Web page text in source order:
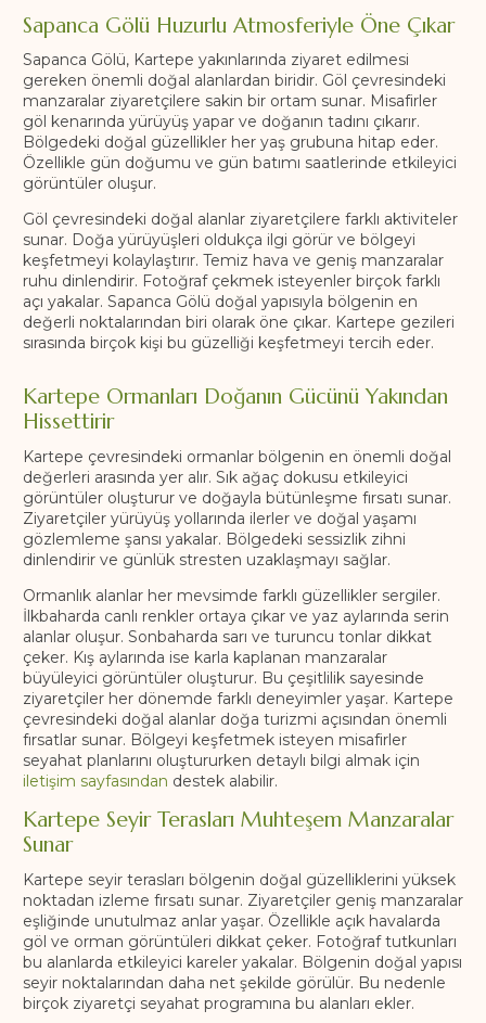
Sapanca Gölü Huzurlu Atmosferiyle Öne Çıkar
Sapanca Gölü, Kartepe yakınlarında ziyaret edilmesi
gereken önemli doğal alanlardan biridir. Göl çevresindeki
manzaralar ziyaretçilere sakin bir ortam sunar. Misafirler
göl kenarında yürüyüş yapar ve doğanın tadını çıkarır.
Bölgedeki doğal güzellikler her yaş grubuna hitap eder.
Özellikle gün doğumu ve gün batımı saatlerinde etkileyici
görüntüler oluşur.
Göl çevresindeki doğal alanlar ziyaretçilere farklı aktiviteler
sunar. Doğa yürüyüşleri oldukça ilgi görür ve bölgeyi
keşfetmeyi kolaylaştırır. Temiz hava ve geniş manzaralar
ruhu dinlendirir. Fotoğraf çekmek isteyenler birçok farklı
açı yakalar. Sapanca Gölü doğal yapısıyla bölgenin en
değerli noktalarından biri olarak öne çıkar. Kartepe gezileri
sırasında birçok kişi bu güzelliği keşfetmeyi tercih eder.
Kartepe Ormanları Doğanın Gücünü Yakından
Hissettirir
Kartepe çevresindeki ormanlar bölgenin en önemli doğal
değerleri arasında yer alır. Sık ağaç dokusu etkileyici
görüntüler oluşturur ve doğayla bütünleşme fırsatı sunar.
Ziyaretçiler yürüyüş yollarında ilerler ve doğal yaşamı
gözlemleme şansı yakalar. Bölgedeki sessizlik zihni
dinlendirir ve günlük stresten uzaklaşmayı sağlar.
Ormanlık alanlar her mevsimde farklı güzellikler sergiler.
İlkbaharda canlı renkler ortaya çıkar ve yaz aylarında serin
alanlar oluşur. Sonbaharda sarı ve turuncu tonlar dikkat
çeker. Kış aylarında ise karla kaplanan manzaralar
büyüleyici görüntüler oluşturur. Bu çeşitlilik sayesinde
ziyaretçiler her dönemde farklı deneyimler yaşar. Kartepe
çevresindeki doğal alanlar doğa turizmi açısından önemli
fırsatlar sunar. Bölgeyi keşfetmek isteyen misafirler
seyahat planlarını oluştururken detaylı bilgi almak için
iletişim sayfasından destek alabilir.
Kartepe Seyir Terasları Muhteşem Manzaralar
Sunar
Kartepe seyir terasları bölgenin doğal güzelliklerini yüksek
noktadan izleme fırsatı sunar. Ziyaretçiler geniş manzaralar
eşliğinde unutulmaz anlar yaşar. Özellikle açık havalarda
göl ve orman görüntüleri dikkat çeker. Fotoğraf tutkunları
bu alanlarda etkileyici kareler yakalar. Bölgenin doğal yapısı
seyir noktalarından daha net şekilde görülür. Bu nedenle
birçok ziyaretçi seyahat programına bu alanları ekler.